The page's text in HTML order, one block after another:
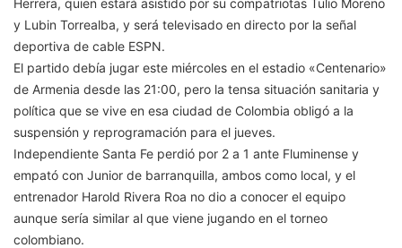
Herrera, quien estará asistido por su compatriotas Tulio Moreno
y Lubin Torrealba, y será televisado en directo por la señal
deportiva de cable ESPN.
El partido debía jugar este miércoles en el estadio «Centenario»
de Armenia desde las 21:00, pero la tensa situación sanitaria y
política que se vive en esa ciudad de Colombia obligó a la
suspensión y reprogramación para el jueves.
Independiente Santa Fe perdió por 2 a 1 ante Fluminense y
empató con Junior de barranquilla, ambos como local, y el
entrenador Harold Rivera Roa no dio a conocer el equipo
aunque sería similar al que viene jugando en el torneo
colombiano.